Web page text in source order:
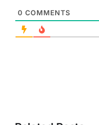
0 COMMENTS